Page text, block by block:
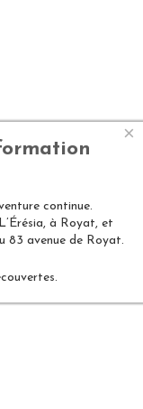
×
continue.
à Royat, et
83 avenue de Royat.